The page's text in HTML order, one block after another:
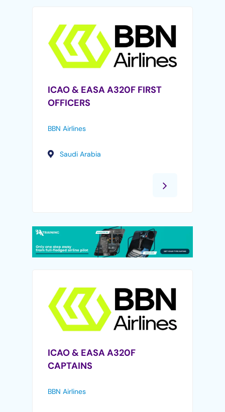
ICAO & EASA A320F FIRST
OFFICERS
BBN Airlines
Saudi Arabia
ICAO & EASA A320F
CAPTAINS
BBN Airlines